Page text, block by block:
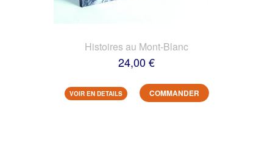
Histoires au Mont-Blanc
24,00 €
VOIR EN DETAILS COMMANDER